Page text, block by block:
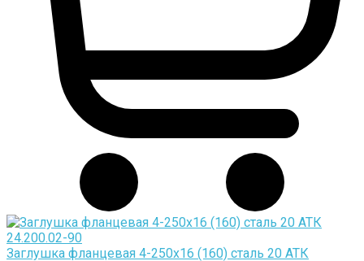
Заглушка фланцевая 4-250х16 (160) сталь 20 АТК